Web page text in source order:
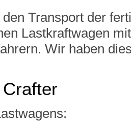
Transport der
Lastkraftwagen
Wir haben